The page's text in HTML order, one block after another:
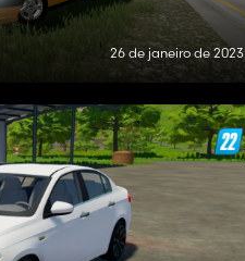
26 de janeiro de 2023